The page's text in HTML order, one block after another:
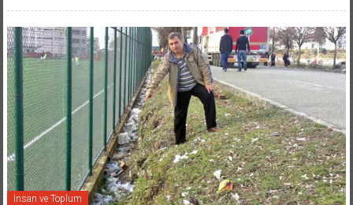
İnsan ve Toplum